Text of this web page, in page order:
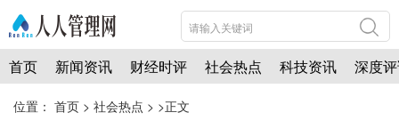
首页 新闻资讯 财经时评 社会热点 科技资讯 深度
位置： 首页 > 社会热点 > >正文